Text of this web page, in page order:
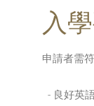
入
申請者需
- 良好英